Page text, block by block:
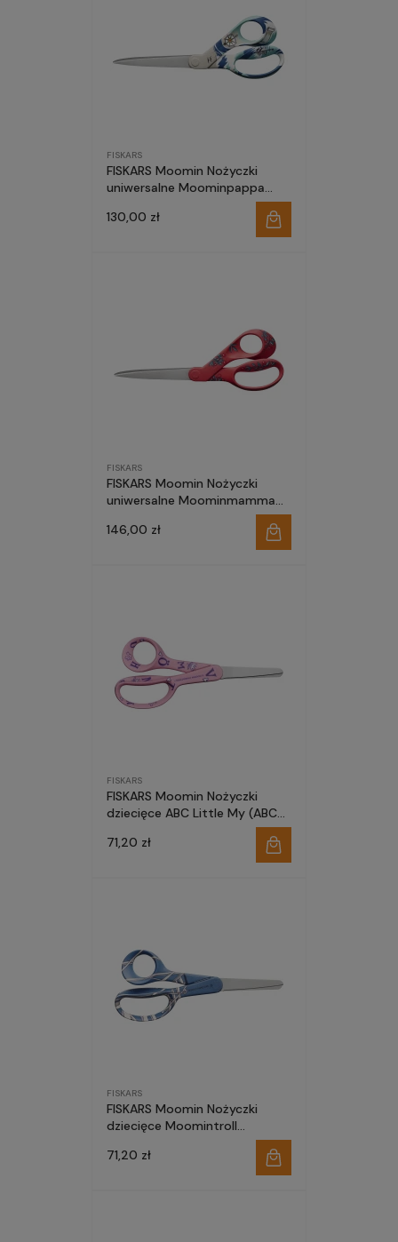
FISKARS
FISKARS Moomin Nożyczki
uniwersalne Moominpappa
(Tata Muminka) 21cm 1005231
130,00 zł
FISKARS
FISKARS Moomin Nożyczki
uniwersalne Moominmamma
1000831
146,00 zł
FISKARS
FISKARS Moomin Nożyczki
dziecięce ABC Little My (ABC
71,20 zł
FISKARS
FISKARS Moomin Nożyczki
dziecięce Moomintroll
71,20 zł